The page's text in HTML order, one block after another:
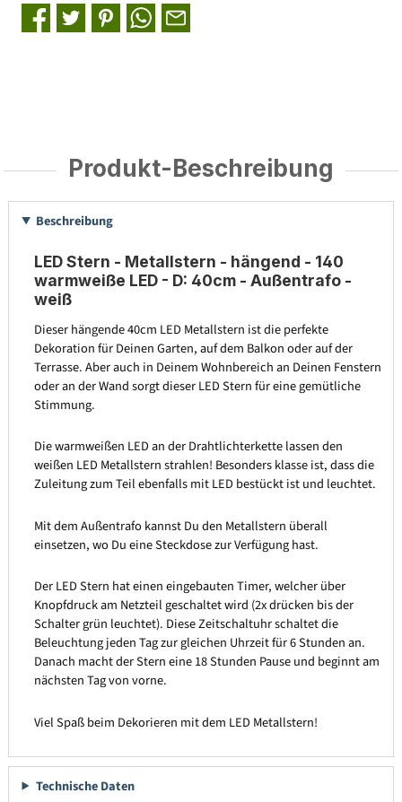
Produkt-Beschreibung
Beschreibung
LED Stern - Metallstern - hängend - 140
warmweiße LED - D: 40cm - Außentrafo -
weiß
Dieser hängende 40cm LED Metallstern ist die perfekte
Dekoration für Deinen Garten, auf dem Balkon oder auf der
Terrasse. Aber auch in Deinem Wohnbereich an Deinen Fenstern
oder an der Wand sorgt dieser LED Stern für eine gemütliche
Stimmung.
Die warmweißen LED an der Drahtlichterkette lassen den
weißen LED Metallstern strahlen! Besonders klasse ist, dass die
Zuleitung zum Teil ebenfalls mit LED bestückt ist und leuchtet.
Mit dem Außentrafo kannst Du den Metallstern überall
einsetzen, wo Du eine Steckdose zur Verfügung hast.
Der LED Stern hat einen eingebauten Timer, welcher über
Knopfdruck am Netzteil geschaltet wird (2x drücken bis der
Schalter grün leuchtet). Diese Zeitschaltuhr schaltet die
Beleuchtung jeden Tag zur gleichen Uhrzeit für 6 Stunden an.
Danach macht der Stern eine 18 Stunden Pause und beginnt am
nächsten Tag von vorne.
Viel Spaß beim Dekorieren mit dem LED Metallstern!
Technische Daten